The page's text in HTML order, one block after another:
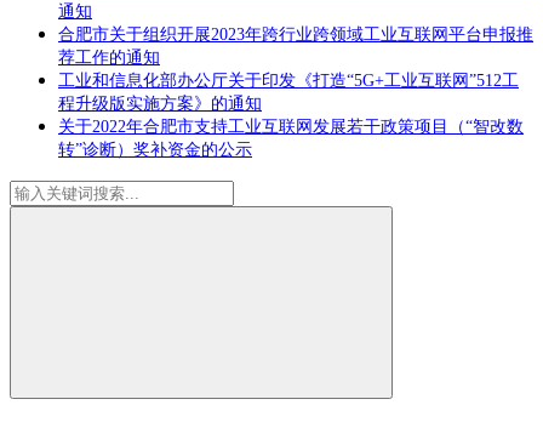
通知
合肥市关于组织开展2023年跨行业跨领域工业互联网平台申报推
荐工作的通知
工业和信息化部办公厅关于印发《打造“5G+工业互联网”512工
程升级版实施方案》的通知
关于2022年合肥市支持工业互联网发展若干政策项目（“智改数
转”诊断）奖补资金的公示